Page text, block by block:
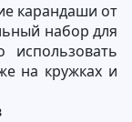
карандаши от
набор для
на кружках и